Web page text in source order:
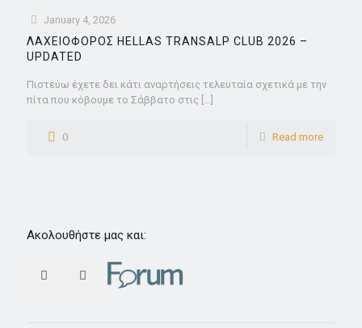
January 4, 2026
ΛΑΧΕΙΟΦΟΡΟΣ HELLAS TRANSALP CLUB 2026 –
UPDATED
Πιστεύω έχετε δει κάτι αναρτήσεις τελευταία σχετικά με την
πίτα που κόβουμε το Σάββατο στις […]
0 Read more
Ακολουθήστε μας και: